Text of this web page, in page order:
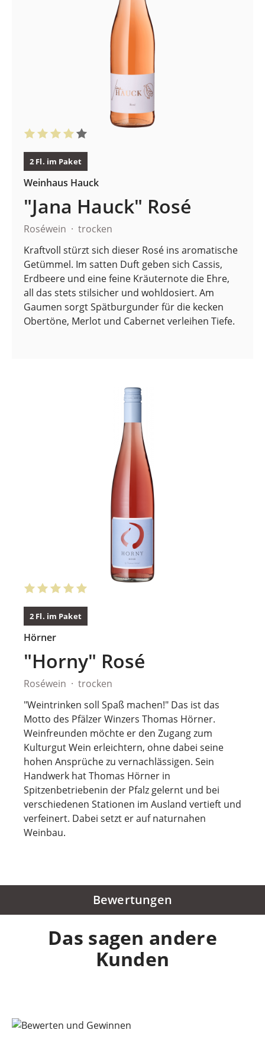
2 Fl. im Paket
Weinhaus Hauck
"Jana Hauck" Rosé
Roséwein
trocken
Kraftvoll stürzt sich dieser Rosé ins aromatische
Getümmel. Im satten Duft geben sich Cassis,
Erdbeere und eine feine Kräuternote die Ehre,
all das stets stilsicher und wohldosiert. Am
Gaumen sorgt Spätburgunder für die kecken
Obertöne, Merlot und Cabernet verleihen Tiefe.
2 Fl. im Paket
Hörner
"Horny" Rosé
Roséwein
trocken
"Weintrinken soll Spaß machen!" Das ist das
Motto des Pfälzer Winzers Thomas Hörner.
Weinfreunden möchte er den Zugang zum
Kulturgut Wein erleichtern, ohne dabei seine
hohen Ansprüche zu vernachlässigen. Sein
Handwerk hat Thomas Hörner in
Spitzenbetriebenin der Pfalz gelernt und bei
verschiedenen Stationen im Ausland vertieft und
verfeinert. Dabei setzt er auf naturnahen
Weinbau.
Bewertungen
Das sagen andere
Kunden